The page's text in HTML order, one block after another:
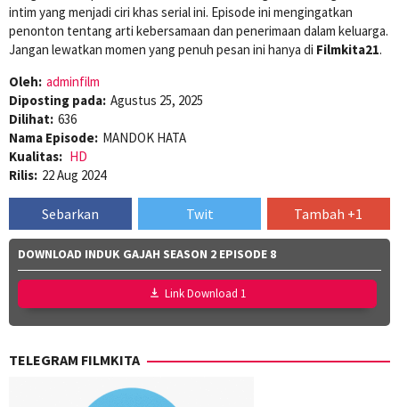
intim yang menjadi ciri khas serial ini. Episode ini mengingatkan
penonton tentang arti kebersamaan dan penerimaan dalam keluarga.
Jangan lewatkan momen yang penuh pesan ini hanya di Filmkita21.
Oleh: adminfilm
Diposting pada: Agustus 25, 2025
Dilihat: 636
Nama Episode: MANDOK HATA
Kualitas: HD
Rilis: 22 Aug 2024
Sebarkan Twit Tambah +1
DOWNLOAD INDUK GAJAH SEASON 2 EPISODE 8
Link Download 1
TELEGRAM FILMKITA